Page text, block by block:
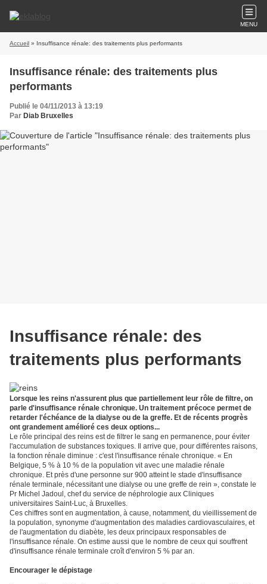
MENU
Accueil » Insuffisance rénale: des traitements plus performants
Insuffisance rénale: des traitements plus
performants
Publié le 04/11/2013 à 13:19
Par Diab Bruxelles
Insuffisance rénale: des
traitements plus performants
Lorsque les reins n'assurent plus que partiellement leur rôle de filtre, on
parle d'insuffisance rénale chronique. Un traitement précoce permet de
retarder l'échéance de la dialyse ou de la greffe. Et de récents progrès
ont grandement amélioré ces deux options...
Le rôle principal des reins est de filtrer le sang en permanence, pour éviter
l'accumulation de substances toxiques. Il arrive que, pour différentes raisons,
la fonction rénale diminue : c'est l'insuffisance rénale chronique. « En
Belgique, 5 % à 10 % de la population vit avec une maladie rénale
chronique. Et près d'une personne sur 900 atteint le stade d'insuffisance
rénale terminale, nécessitant une dialyse ou une greffe de rein », constate le
Pr Michel Jadoul, chef du service de néphrologie aux Cliniques
universitaires Saint-Luc, à Bruxelles.
Ces chiffres sont en augmentation, à cause, notamment, du vieillissement de
la population, synonyme d'augmentation des maladies cardiovasculaires, et
de l'augmentation du diabète, les deux principaux responsables de
l'insuffisance rénale. On estime aussi que le nombre de ceux qui souffrent
d'insuffisance rénale terminale croît d'environ 5 % par an.
Encourager le dépistage